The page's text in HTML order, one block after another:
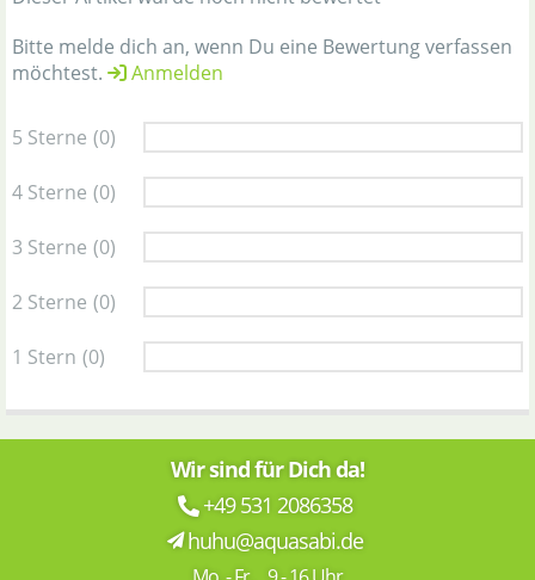
Bitte melde dich an, wenn Du eine Bewertung verfassen
möchtest.
Anmelden
5 Sterne (0)
4 Sterne (0)
3 Sterne (0)
2 Sterne (0)
1 Stern (0)
Wir sind für Dich da!
+49 531 2086358
huhu@aquasabi.de